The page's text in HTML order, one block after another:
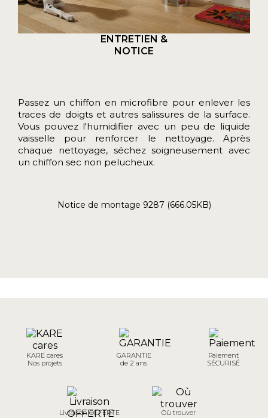
ENTRETIEN &
NOTICE
Passez un chiffon en microfibre pour enlever les
traces de doigts et autres salissures de la surface.
Vous pouvez l'humidifier avec un peu de liquide
vaisselle pour renforcer le nettoyage. Après
chaque nettoyage, séchez soigneusement avec
un chiffon sec non pelucheux.
Notice de montage 9287 (666.05KB)
KARE cares
Nos projets
GARANTIE
de 2 ans
Paiement
SÉCURISÉ
Livraison OFFERTE
Où trouver